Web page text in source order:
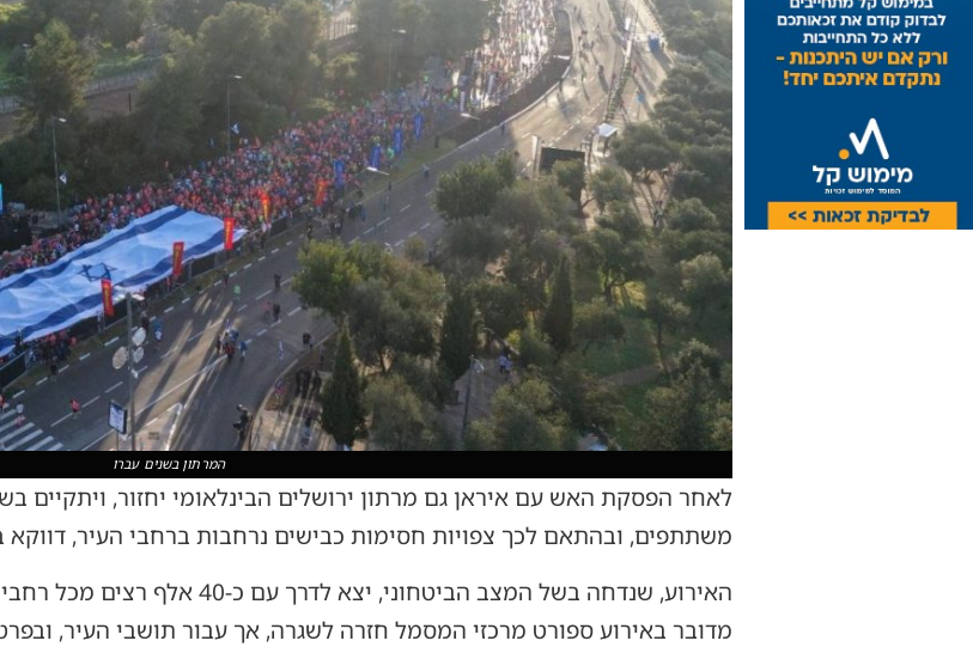
המרתון בשנים עברו
לאחר הפסקת האש עם איראן גם מרתון ירושלים הבינלאומי יחזור, ויתקיים
משתתפים, ובהתאם לכך צפויות חסימות כבישים נרחבות ברחבי העיר,
האירוע, שנדחה בשל המצב הביטחוני,
מדובר באירוע ספורט מרכזי המסמל חזרה לשגרה, אך עבור תושבי העיר,